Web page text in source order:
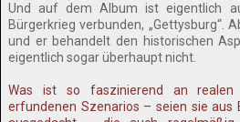
Und auf dem Album ist eigentlich
Bürgerkrieg verbunden, „Gettysburg“.
und er behandelt den historischen
eigentlich sogar überhaupt nicht.
Was ist so faszinierend an realen
erfundenen Szenarios – seien sie aus